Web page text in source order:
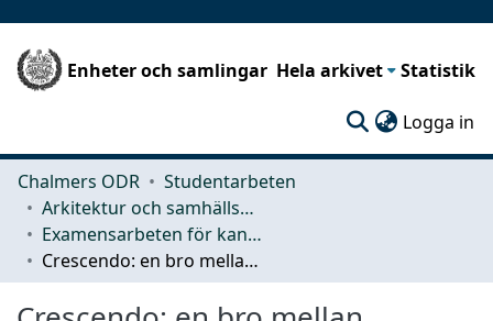
Enheter och samlingar Hela arkivet Statistik
Logga in
Chalmers ODR
Studentarbeten
Arkitektur och samhällsbyggnadsteknik (ACE)
Examensarbeten för kandidatexamen
Crescendo: en bro mellan arkitektur och akustik